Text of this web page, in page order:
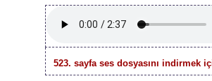
523. sayfa ses dosyasını indirmek